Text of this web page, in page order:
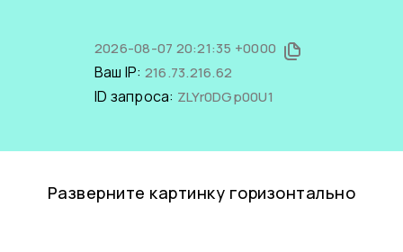
2026-08-07 20:21:35 +0000
Ваш IP: 216.73.216.62
ID запроса: ZLYr0DGp00U1
Разверните картинку горизонтально